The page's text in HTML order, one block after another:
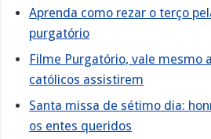
Aprenda como rezar o terço
purgatório
Filme Purgatório, vale mesmo
católicos assistirem
Santa missa de sétimo dia:
os entes queridos